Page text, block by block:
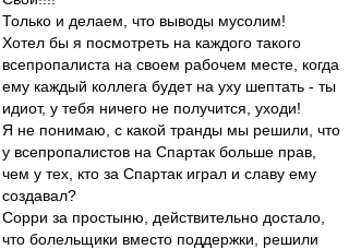
Только и делаем, что выводы мусолим!
Хотел бы я посмотреть на каждого такого
всепропалиста на своем рабочем месте, когда
ему каждый коллега будет на уху шептать - ты
идиот, у тебя ничего не получится, уходи!
Я не понимаю, с какой транды мы решили, что
у всепропалистов на Спартак больше прав,
чем у тех, кто за Спартак играл и славу ему
создавал?
Сорри за простыню, действительно достало,
что болельщики вместо поддержки, решили